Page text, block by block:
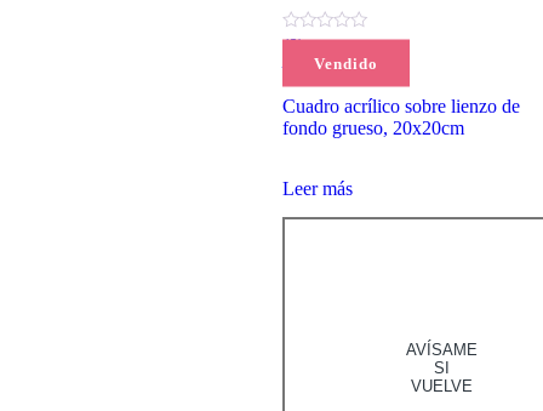
Vendido
(0)
80,00€ El
precio
original
era:
80,00 €.
75,00
precio
actual
es:
Cuadro acrílico sobre lienzo de
fondo grueso, 20x20cm
Leer más
AVÍSAME
SI
VUELVE